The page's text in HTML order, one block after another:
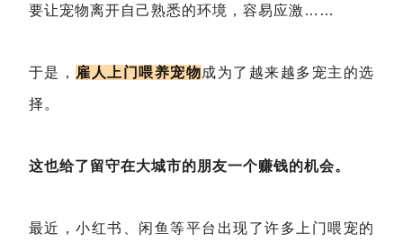
要让宠物离开自己熟悉的环境，容易应激……
于是， 雇人上门喂养宠物成为了越来越多宠主的选
择。
这也给了留守在大城市的朋友一个赚钱的机会。
最近，小红书、闲鱼等平台出现了许多上门喂宠的